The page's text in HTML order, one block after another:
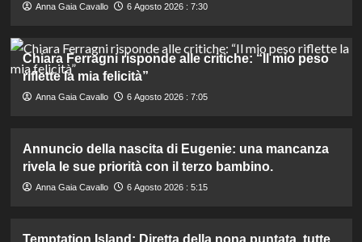
Anna Gaia Cavallo 6 Agosto 2026 : 7:30
Chiara Ferragni risponde alle critiche: “Il mio peso
riflette la mia felicità”
Anna Gaia Cavallo 6 Agosto 2026 : 7:05
Annuncio della nascita di Eugenie: una mancanza
rivela le sue priorità con il terzo bambino.
Anna Gaia Cavallo 6 Agosto 2026 : 5:15
Temptation Island: Diretta della nona puntata, tutte